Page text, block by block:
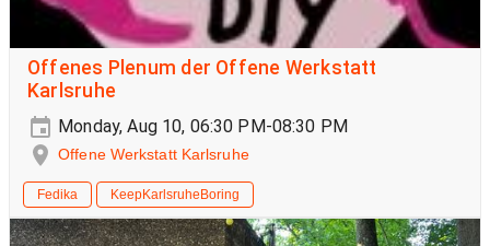
Offenes Plenum der Offene Werkstatt
Karlsruhe
Monday, Aug 10, 06:30 PM-08:30 PM
Offene Werkstatt Karlsruhe
Fedika KeepKarlsruheBoring